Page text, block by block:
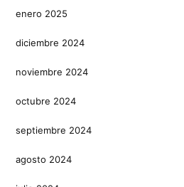
enero 2025
diciembre 2024
noviembre 2024
octubre 2024
septiembre 2024
agosto 2024